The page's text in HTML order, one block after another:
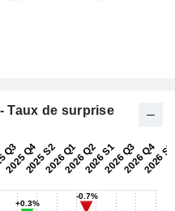
Taux de surprise